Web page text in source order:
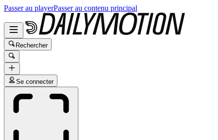
Passer au playerPasser au contenu principal
Rechercher
Se connecter